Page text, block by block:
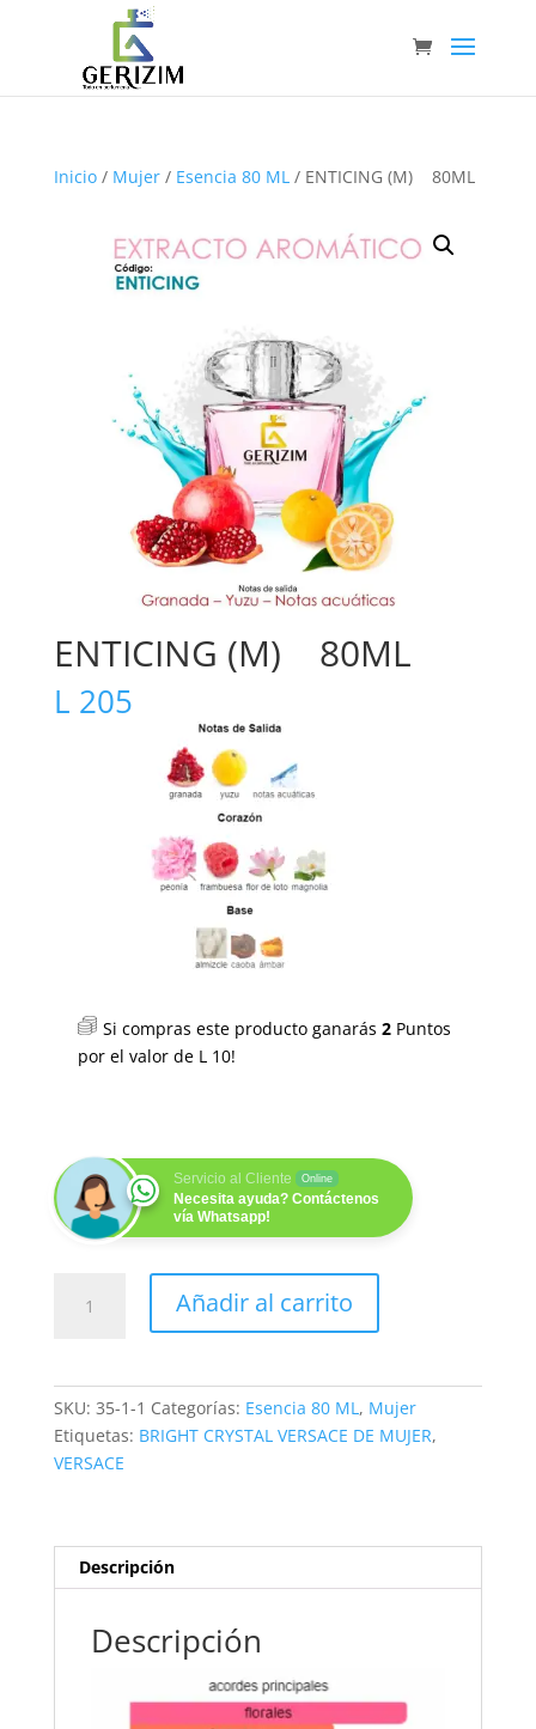
Inicio/ Mujer/ Esencia 80 ML/ ENTICING (M) 80ML
ENTICING (M) 80ML
L 205
Si compras este producto ganarás 2Puntos
por el valor de L10!
Servicio al Cliente Online
Necesita ayuda? Contáctenos
vía Whatsapp!
cantidad
Añadir al carrito
SKU: 35-1-1 Categorías: Esencia 80 ML, Mujer
Etiquetas: BRIGHT CRYSTAL VERSACE DE MUJER,
VERSACE
Descripción
Descripción